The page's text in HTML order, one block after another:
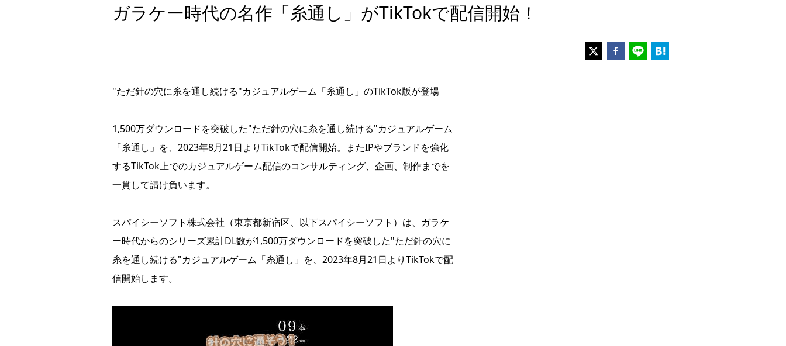
ガラケー時代の名作「糸通し」がTikTokで配信開始！
"ただ針の穴に糸を通し続ける"カジュアルゲーム「糸通し」のTikTok版が登場
1,500万ダウンロードを突破した"ただ針の穴に糸を通し続ける"カジュアルゲーム
「糸通し」を、2023年8月21日よりTikTokで配信開始。またIPやブランドを強化
するTikTok上でのカジュアルゲーム配信のコンサルティング、企画、制作までを
一貫して請け負います。
スパイシーソフト株式会社（東京都新宿区、以下スパイシーソフト）は、ガラケ
ー時代からのシリーズ累計DL数が1,500万ダウンロードを突破した"ただ針の穴に
糸を通し続ける"カジュアルゲーム「糸通し」を、2023年8月21日よりTikTokで配
信開始します。